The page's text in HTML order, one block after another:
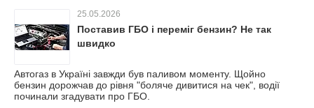
25.05.2026
Поставив ГБО і переміг бензин? Не так
швидко
Автогаз в Україні завжди був паливом моменту. Щойно
бензин дорожчав до рівня "боляче дивитися на чек", водії
починали згадувати про ГБО.